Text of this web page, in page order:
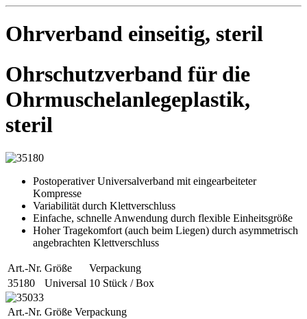
Ohrverband einseitig, steril
Ohrschutzverband für die
Ohrmuschelanlegeplastik,
steril
Postoperativer Universalverband mit eingearbeiteter
Kompresse
Variabilität durch Klettverschluss
Einfache, schnelle Anwendung durch flexible Einheitsgröße
Hoher Tragekomfort (auch beim Liegen) durch asymmetrisch
angebrachten Klettverschluss
Art.-Nr. Größe
Verpackung
35180
Universal 10 Stück / Box
Art.-Nr. Größe Verpackung